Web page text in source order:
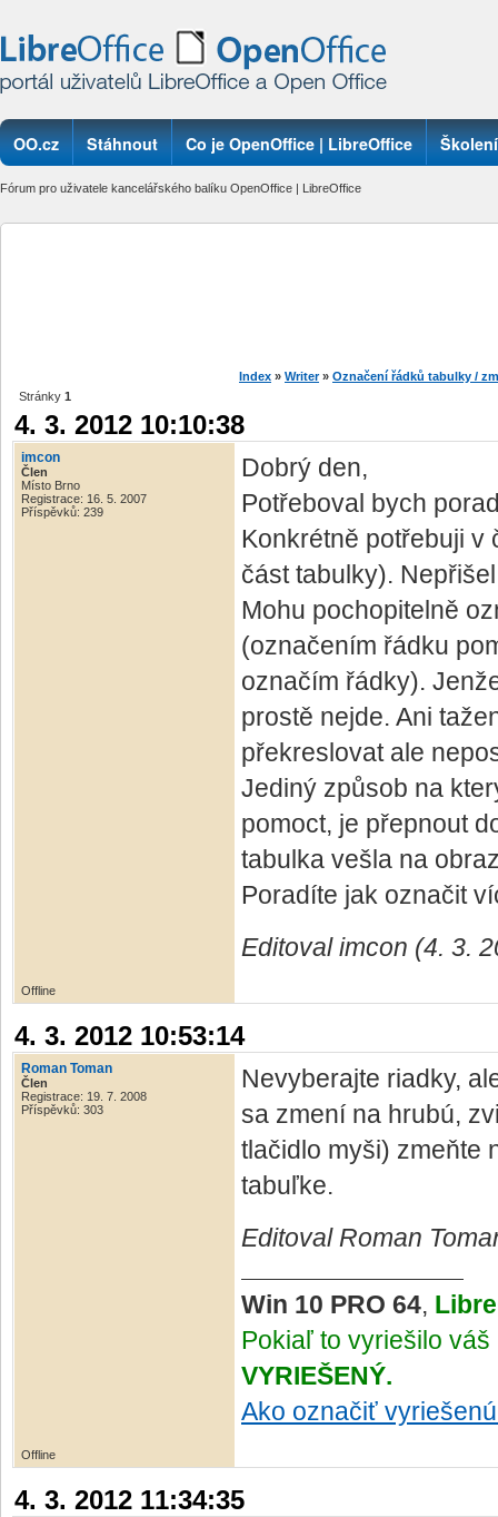
OO.cz Stáhnout Co je OpenOffice | LibreOffice Školení
Fórum pro uživatele kancelářského balíku OpenOffice | LibreOffice
Index » Writer » Označení řádků tabulky /
Stránky 1
4. 3. 2012 10:10:38
imcon
Člen
Místo Brno
Registrace: 16. 5. 2007
Příspěvků: 239
Dobrý den,
Potřeboval bych
Konkrétně potřebuji v
část tabulky).
Mohu pochopitelně
(označením řádku
označím řádky).
prostě nejde. Ani
překreslovat ale
Jediný způsob na
pomoct, je přepnout
tabulka vešla na
Poradíte jak označit
Editoval imcon (4. 3.
Offline
4. 3. 2012 10:53:14
Roman Toman
Člen
Registrace: 19. 7. 2008
Příspěvků: 303
Nevyberajte riadky,
sa zmení na hrubú,
tlačidlo myši) zmeňte
tabuľke.
Editoval Roman
Win 10 PRO 64, Libre
Pokiaľ to vyriešilo
VYRIEŠENÝ.
Ako označiť
Offline
4. 3. 2012 11:34:35